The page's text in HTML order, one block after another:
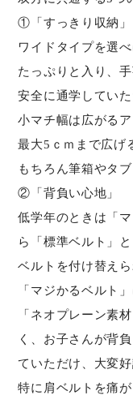
①「すっきり収納」
ワイドタイプを選
たっぷりと入り、
安全に通学していた
小マチ幅は広がる
最大5ｃｍまで広げ
もちろん筆箱やタ
②「背負い心地」
低学年のときは「
ら「標準ベルト」
ベルトを付け替えら
「マジかるベルト
「ネオプレーン素
く、お子さんが背
ていただけ、大変
特に肩ベルトを痛